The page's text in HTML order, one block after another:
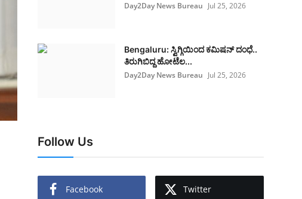
Day2Day News Bureau Jul 25, 2026
Bengaluru: ಸ್ವಿಗ್ಗಿಯಿಂದ ಕಮಿಷನ್ ದಂಧೆ..
ತಿರುಗಿಬಿದ್ದ ಹೋಟೆಲ...
Day2Day News Bureau Jul 25, 2026
Follow Us
Facebook Twitter